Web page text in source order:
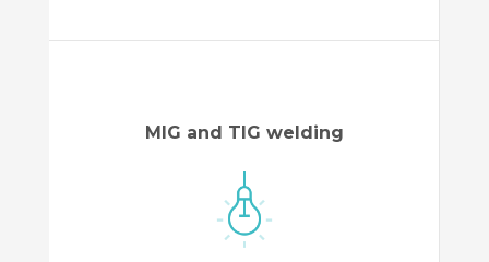
MIG and TIG welding